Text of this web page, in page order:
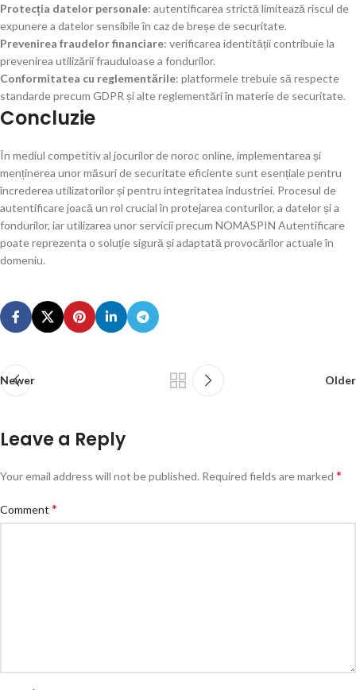
Protecția datelor personale: autentificarea strictă limitează riscul de
expunere a datelor sensibile în caz de breșe de securitate.
Prevenirea fraudelor financiare: verificarea identității contribuie la
prevenirea utilizării frauduloase a fondurilor.
Conformitatea cu reglementările: platformele trebuie să respecte
standarde precum GDPR și alte reglementări în materie de securitate.
Concluzie
În mediul competitiv al jocurilor de noroc online, implementarea și
menținerea unor măsuri de securitate eficiente sunt esențiale pentru
încrederea utilizatorilor și pentru integritatea industriei. Procesul de
autentificare joacă un rol crucial în protejarea conturilor, a datelor și a
fondurilor, iar utilizarea unor servicii precum NOMASPIN Autentificare
poate reprezenta o soluție sigură și adaptată provocărilor actuale în
domeniu.
Newer Older
Leave a Reply
Your email address will not be published. Required fields are marked *
Comment *